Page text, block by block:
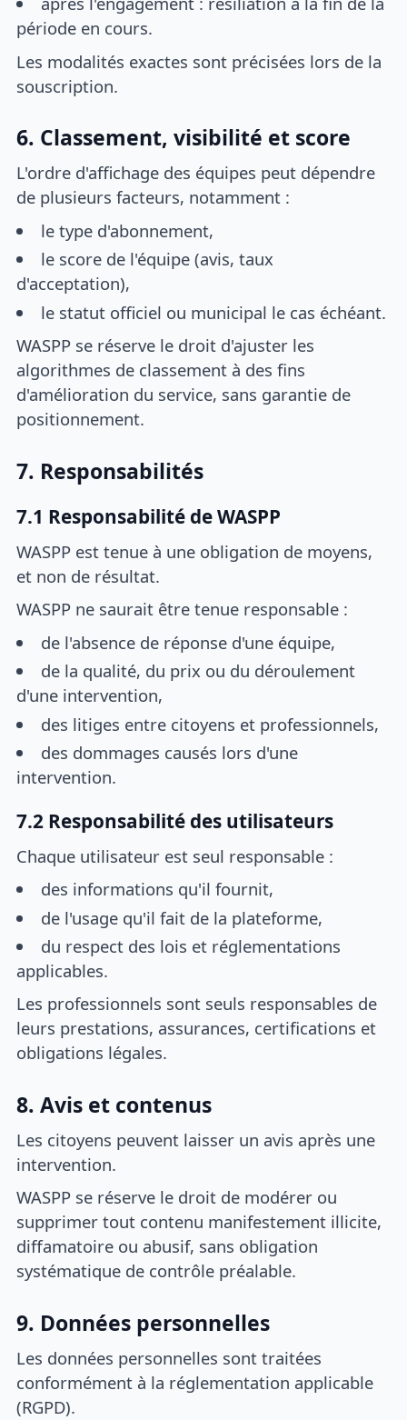
période en cours.
Les modalités exactes sont précisées lors de la
souscription.
6. Classement, visibilité et score
L'ordre d'affichage des équipes peut dépendre
de plusieurs facteurs, notamment :
le type d'abonnement,
le score de l'équipe (avis, taux
d'acceptation),
le statut officiel ou municipal le cas échéant.
WASPP se réserve le droit d'ajuster les
algorithmes de classement à des fins
d'amélioration du service, sans garantie de
positionnement.
7. Responsabilités
7.1 Responsabilité de WASPP
WASPP est tenue à une obligation de moyens,
et non de résultat.
WASPP ne saurait être tenue responsable :
de l'absence de réponse d'une équipe,
de la qualité, du prix ou du déroulement
d'une intervention,
des litiges entre citoyens et professionnels,
des dommages causés lors d'une
intervention.
7.2 Responsabilité des utilisateurs
Chaque utilisateur est seul responsable :
des informations qu'il fournit,
de l'usage qu'il fait de la plateforme,
du respect des lois et réglementations
applicables.
Les professionnels sont seuls responsables de
leurs prestations, assurances, certifications et
obligations légales.
8. Avis et contenus
Les citoyens peuvent laisser un avis après une
intervention.
WASPP se réserve le droit de modérer ou
supprimer tout contenu manifestement illicite,
diffamatoire ou abusif, sans obligation
systématique de contrôle préalable.
9. Données personnelles
Les données personnelles sont traitées
conformément à la réglementation applicable
(RGPD).